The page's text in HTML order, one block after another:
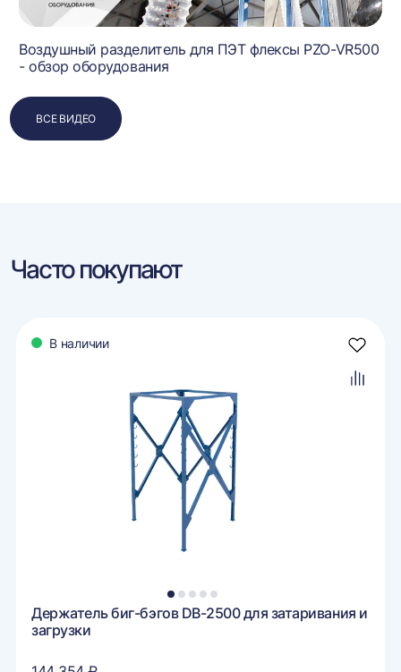
Воздушный разделитель для ПЭТ флексы PZO-VR500
- обзор оборудования
ВСЕ ВИДЕО
Часто покупают
В наличии
1 2 3 4 5
Держатель биг-бэгов DB-2500 для затаривания и
загрузки